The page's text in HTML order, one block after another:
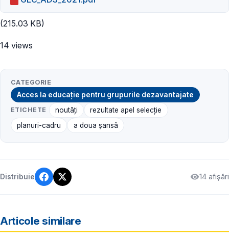
(215.03 KB)
14 views
CATEGORIE
Acces la educație pentru grupurile dezavantajate
ETICHETE noutăți
rezultate apel selecție
planuri-cadru
a doua șansă
Distribuie 14 afișări
Articole similare